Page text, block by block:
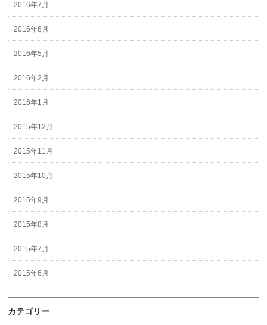
2016年7月
2016年6月
2016年5月
2016年2月
2016年1月
2015年12月
2015年11月
2015年10月
2015年9月
2015年8月
2015年7月
2015年6月
カテゴリー